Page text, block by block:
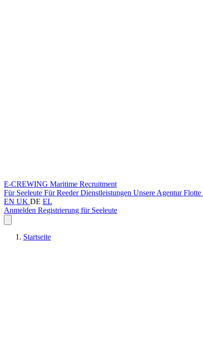
E-CREWING Maritime Recruitment
Für Seeleute Für ReederDienstleistungen Unsere AgenturFlotte
EN UK DE EL
Anmelden Registrierung für Seeleute
Startseite